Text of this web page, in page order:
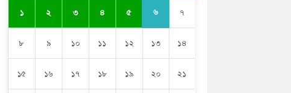
১ ২ ৩ ৪ ৫ ৬ ৭
৮ ৯ ১০ ১১ ১২ ১৩ ১৪
১৫ ১৬ ১৭ ১৮ ১৯ ২০ ২১